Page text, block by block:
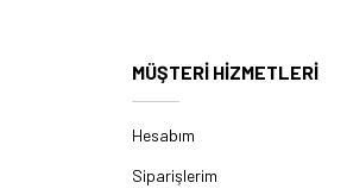
MÜŞTERİ HİZMETLERİ
Hesabım
Siparişlerim